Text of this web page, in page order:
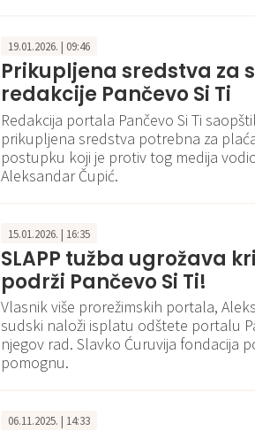
19.01.2026. | 09:46
Prikupljena sredstva za
redakcije Pančevo Si Ti
Redakcija portala Pančevo Si Ti
prikupljena sredstva potrebna za
postupku koji je protiv tog medija
Aleksandar Čupić.
15.01.2026. | 16:35
SLAPP tužba ugrožava
podrži Pančevo Si Ti!
Vlasnik više prorežimskih portala,
sudski naloži isplatu odštete portalu
njegov rad. Slavko Ćuruvija fondacija
pomognu.
06.11.2025. | 14:33